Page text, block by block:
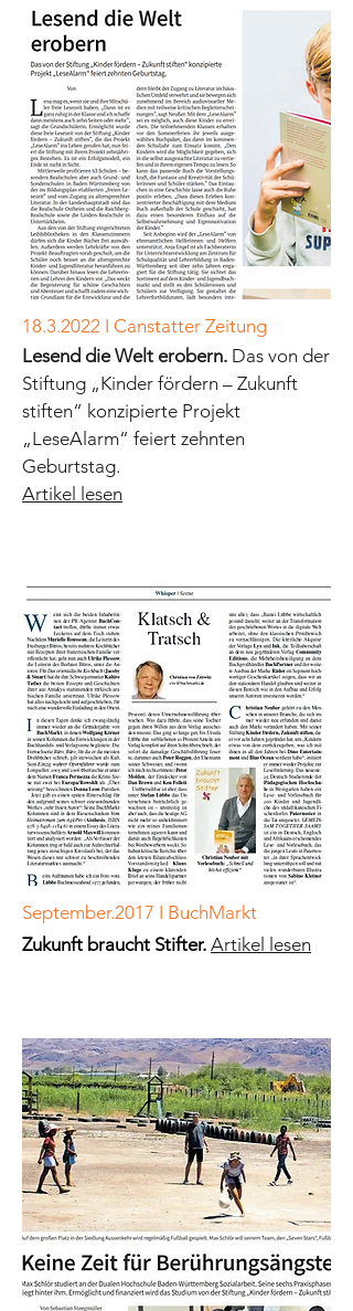
18.3.2022 I Canstatter Zeitung
Lesend die Welt erobern. Das von der
Stiftung „Kinder fördern – Zukunft
stiften“ konzipierte Projekt
„LeseAlarm“ feiert zehnten
Geburtstag.
Artikel lesen
September.2017 I BuchMarkt
Zukunft braucht Stifter. Artikel lesen